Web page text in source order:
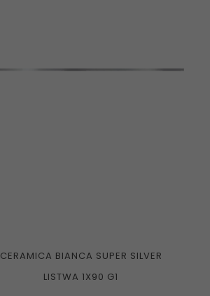
CERAMICA BIANCA SUPER SILVER
LISTWA 1X90 G1